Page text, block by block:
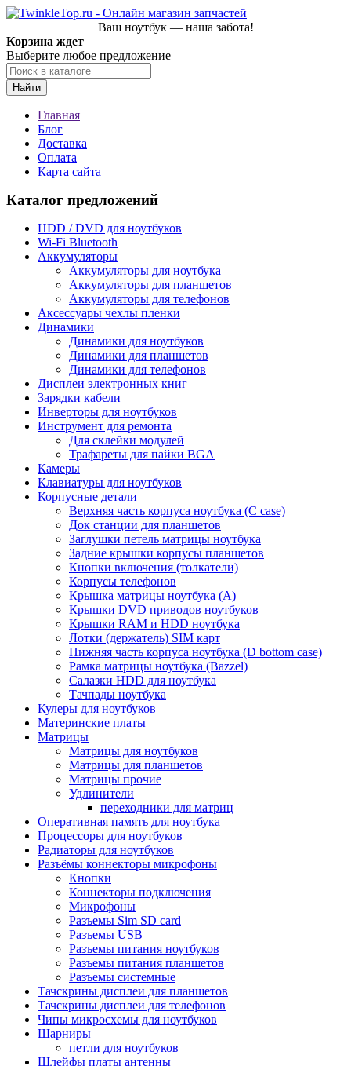
Ваш ноутбук — наша забота!
Корзина ждет
Выберите любое предложение
Найти
Главная
Блог
Доставка
Оплата
Карта сайта
Каталог предложений
HDD / DVD для ноутбуков
Wi-Fi Bluetooth
Аккумуляторы
Аккумуляторы для ноутбука
Аккумуляторы для планшетов
Аккумуляторы для телефонов
Аксессуары чехлы пленки
Динамики
Динамики для ноутбуков
Динамики для планшетов
Динамики для телефонов
Дисплеи электронных книг
Зарядки кабели
Инверторы для ноутбуков
Инструмент для ремонта
Для склейки модулей
Трафареты для пайки BGA
Камеры
Клавиатуры для ноутбуков
Корпусные детали
Верхняя часть корпуса ноутбука (С case)
Док станции для планшетов
Заглушки петель матрицы ноутбука
Задние крышки корпусы планшетов
Кнопки включения (толкатели)
Корпусы телефонов
Крышка матрицы ноутбука (A)
Крышки DVD приводов ноутбуков
Крышки RAM и HDD ноутбука
Лотки (держатель) SIM карт
Нижняя часть корпуса ноутбука (D bottom case)
Рамка матрицы ноутбука (Bazzel)
Салазки HDD для ноутбука
Тачпады ноутбука
Кулеры для ноутбуков
Материнские платы
Матрицы
Матрицы для ноутбуков
Матрицы для планшетов
Матрицы прочие
Удлинители
переходники для матриц
Оперативная память для ноутбука
Процессоры для ноутбуков
Радиаторы для ноутбуков
Разъёмы коннекторы микрофоны
Кнопки
Коннекторы подключения
Микрофоны
Разъемы Sim SD card
Разъемы USB
Разъемы питания ноутбуков
Разъемы питания планшетов
Разъемы системные
Тачскрины дисплеи для планшетов
Тачскрины дисплеи для телефонов
Чипы микросхемы для ноутбуков
Шарниры
петли для ноутбуков
Шлейфы платы антенны